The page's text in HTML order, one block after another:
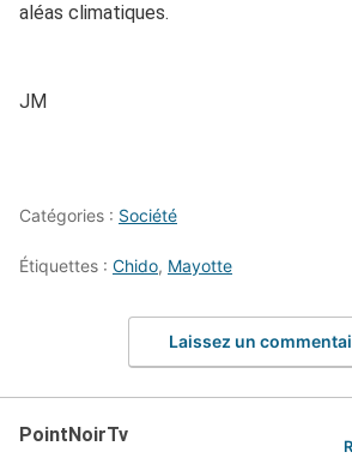
aléas climatiques.
JM
Catégories : Société
Étiquettes : Chido, Mayotte
Laissez un
PointNoirTv